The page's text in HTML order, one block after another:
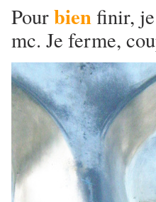
Pourbienfinir,
mc. Je ferme,